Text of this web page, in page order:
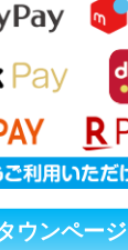
ウンページ